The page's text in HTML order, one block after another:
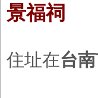
景福祠
住址在台